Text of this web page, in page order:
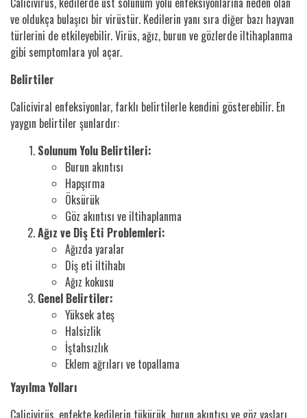
ve oldukça bulaşıcı bir virüstür. Kedilerin yanı sıra diğer bazı hayvan
türlerini de etkileyebilir. Virüs, ağız, burun ve gözlerde iltihaplanma
gibi semptomlara yol açar.
Belirtiler
Caliciviral enfeksiyonlar, farklı belirtilerle kendini gösterebilir. En
yaygın belirtiler şunlardır:
Solunum Yolu Belirtileri:
Burun akıntısı
Hapşırma
Öksürük
Göz akıntısı ve iltihaplanma
Ağız ve Diş Eti Problemleri:
Ağızda yaralar
Diş eti iltihabı
Ağız kokusu
Genel Belirtiler:
Yüksek ateş
Halsizlik
İştahsızlık
Eklem ağrıları ve topallama
Yayılma Yolları
Calicivirüs, enfekte kedilerin tükürük, burun akıntısı ve göz yaşları